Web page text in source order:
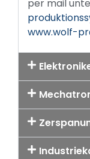
per mail
www.wolf-